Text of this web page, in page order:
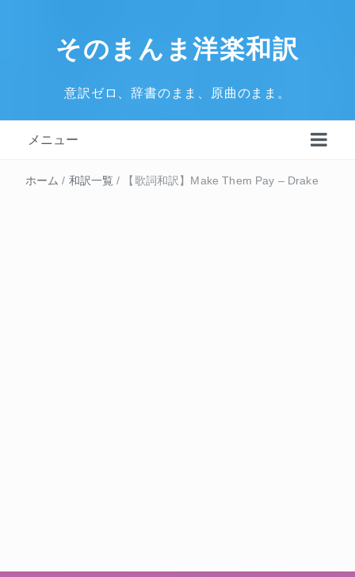
そのまんま洋楽和訳
意訳ゼロ、辞書のまま、原曲のまま。
メニュー
ホーム / 和訳一覧 / 【歌詞和訳】Make Them Pay – Drake